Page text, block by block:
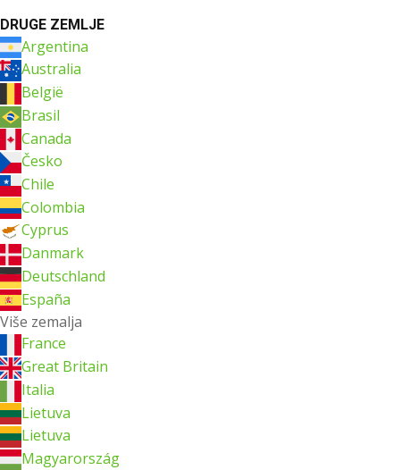
DRUGE ZEMLJE
Argentina
Australia
België
Brasil
Canada
Česko
Chile
Colombia
Cyprus
Danmark
Deutschland
España
Više zemalja
France
Great Britain
Italia
Lietuva
Lietuva
Magyarország